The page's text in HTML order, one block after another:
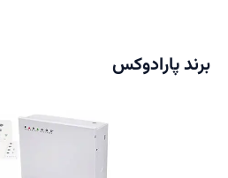
برند پارادوکس